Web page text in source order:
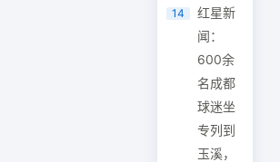
14
红星新
闻：
600余
名成都
球迷坐
专列到
玉溪，